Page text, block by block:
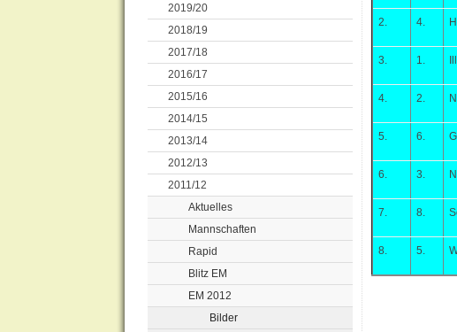
2019/20
2018/19
2017/18
2016/17
2015/16
2014/15
2013/14
2012/13
2011/12
Aktuelles
Mannschaften
Rapid
Blitz EM
EM 2012
Bilder
2. 4.
3. 1.
4. 2.
5. 6.
6. 3.
7. 8.
8. 5.